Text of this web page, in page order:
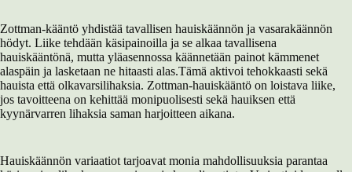
Zottman-kääntö yhdistää tavallisen hauiskäännön ja vasarakäännön
hödyt. Liike tehdään käsipainoilla ja se alkaa tavallisena
hauiskääntönä, mutta yläasennossa käännetään painot kämmenet
alaspäin ja lasketaan ne hitaasti alas.Tämä aktivoi tehokkaasti sekä
hauista että olkavarsilihaksia. Zottman-hauiskääntö on loistava liike,
jos tavoitteena on kehittää monipuolisesti sekä hauiksen että
kyynärvarren lihaksia saman harjoitteen aikana.
Hauiskäännön variaatiot tarjoavat monia mahdollisuuksia parantaa